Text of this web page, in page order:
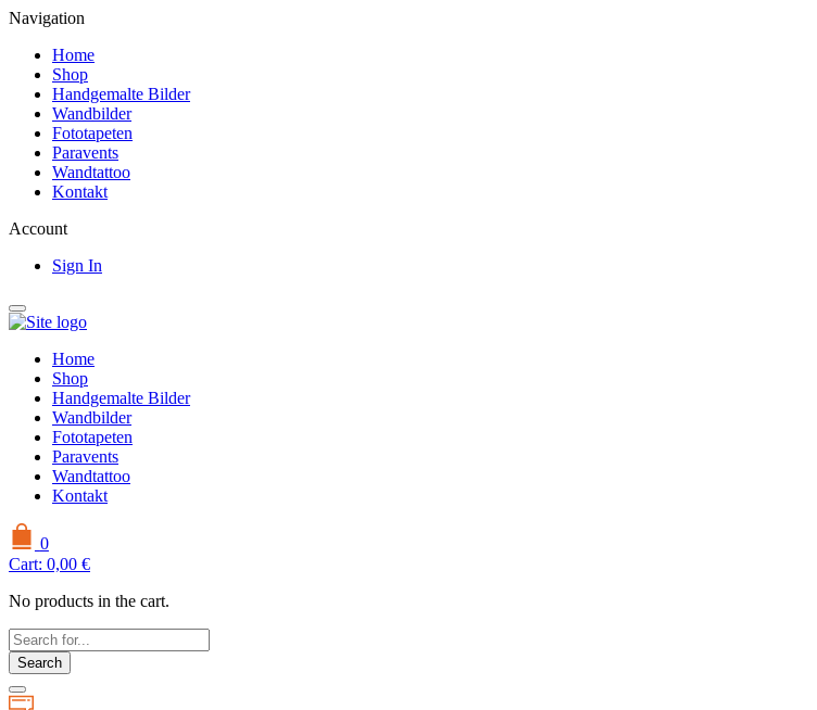
Navigation
Home
Shop
Handgemalte Bilder
Wandbilder
Fototapeten
Paravents
Wandtattoo
Kontakt
Account
Sign In
Home
Shop
Handgemalte Bilder
Wandbilder
Fototapeten
Paravents
Wandtattoo
Kontakt
0
Cart: 0,00 €
No products in the cart.
Search